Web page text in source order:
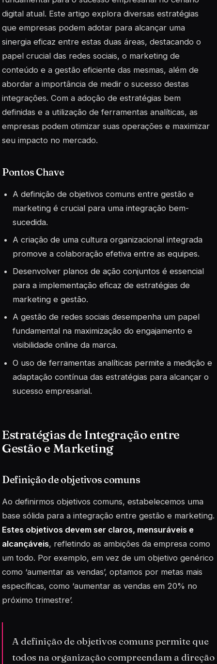
digital atual. Este artigo explora diversas estratégias
que empresas podem adotar para alcançar uma
sinergia eficaz entre estas duas áreas, destacando o
papel crucial das redes sociais, o marketing de
conteúdo e a gestão eficiente das mesmas, além de
abordar a importância de medir o sucesso destas
integrações. Com a adoção de estratégias bem
definidas e a utilização de ferramentas analíticas, as
empresas podem otimizar suas operações e maximizar
seu impacto no mercado.
Pontos Chave
A definição de objetivos comuns entre gestão e
marketing é crucial para uma integração bem-
sucedida.
A criação de uma cultura organizacional integrada
promove a colaboração efetiva entre as equipes.
Desenvolver planos de ação conjuntos é essencial
para a implementação eficaz de estratégias de
marketing e gestão.
A gestão de redes sociais desempenha um papel
fundamental na maximização do engajamento e
visibilidade online da marca.
O uso de ferramentas analíticas permite a medição e
adaptação contínua das estratégias para alcançar o
sucesso empresarial.
Estratégias de Integração entre
Gestão e Marketing
Definição de objetivos comuns
Ao definirmos objetivos comuns, estabelecemos uma
base sólida para a integração entre gestão e marketing.
Estes objetivos devem ser claros, mensuráveis e
alcançáveis, refletindo as ambições da empresa como
um todo. Por exemplo, em vez de um objetivo genérico
como ‘aumentar as vendas’, optamos por metas mais
específicas, como ‘aumentar as vendas em 20% no
próximo trimestre’.
A definição de objetivos comuns permite que
todos na organização compreendam a direção